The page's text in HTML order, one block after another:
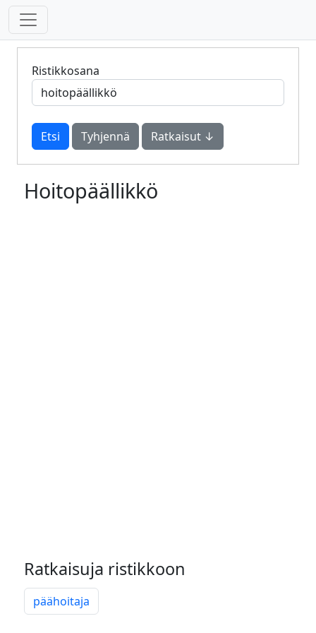
Ristikkosana
Tyhjennä Ratkaisut ↓
Hoitopäällikkö
Ratkaisuja ristikkoon
päähoitaja